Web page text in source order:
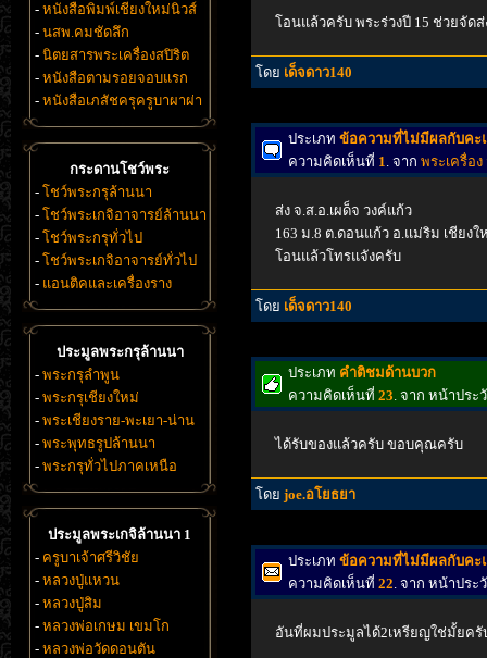
- หนังสือพิมพ์เชียงใหม่นิวส์
- นสพ.คมชัดลึก
- นิตยสารพระเครื่องสปิริต
- หนังสือตามรอยจอบแรก
- หนังสือเภสัชครุครูบาผาผ่า
กระดานโชว์พระ
- โชว์พระกรุล้านนา
- โชว์พระเกจิอาจารย์ล้านนา
- โชว์พระกรุทั่วไป
- โชว์พระเกจิอาจารย์ทั่วไป
- แอนติคและเครื่องราง
ประมูลพระกรุล้านนา
- พระกรุลำพูน
- พระกรุเชียงใหม่
- พระเชียงราย-พะเยา-น่าน
- พระพุทธรูปล้านนา
- พระกรุทั่วไปภาคเหนือ
ประมูลพระเกจิล้านนา 1
- ครูบาเจ้าศรีวิชัย
- หลวงปู่แหวน
- หลวงปู่สิม
- หลวงพ่อเกษม เขมโก
- หลวงพ่อวัดดอนตัน
โอนแล้วครับ พระร่วงปี 15 ช่วยจัด
โดย เด็จดาว140
ประเภท ข้อความที่ไม่มีผลกับคะ
ความคิดเห็นที่ 1. จาก พระเครื่อ
ส่ง จ.ส.อ.เผด็จ วงค์แก้ว
163 ม.8 ต.ดอนแก้ว อ.แม่ริม เชียงใ
โอนแล้วโทรแจังครับ
โดย เด็จดาว140
ประเภท คำติชมด้านบวก
ความคิดเห็นที่ 23. จาก หน้าประ
ได้รับของแล้วครับ ขอบคุณครับ
โดย joe.อโยธยา
ประเภท ข้อความที่ไม่มีผลกับคะ
ความคิดเห็นที่ 22. จาก หน้าประ
อันที่ผมประมูลได้2เหรียญใช่มั้ยครั